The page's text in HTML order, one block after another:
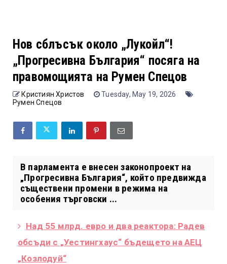
Нов сблъсък около „Лукойл“!
„Прогресивна България“ посяга на
правомощията на Румен Спецов
Кристиян Христов
Tuesday, May 19, 2026
Румен Спецов
В парламента е внесен законопроект на
„Прогресивна България“, който предвижда
съществени промени в режима на
особения търговски ...
Над 55 млрд. евро и два реактора: Радев
обсъди с „Уестингхаус“ бъдещето на АЕЦ
„Козлодуй“